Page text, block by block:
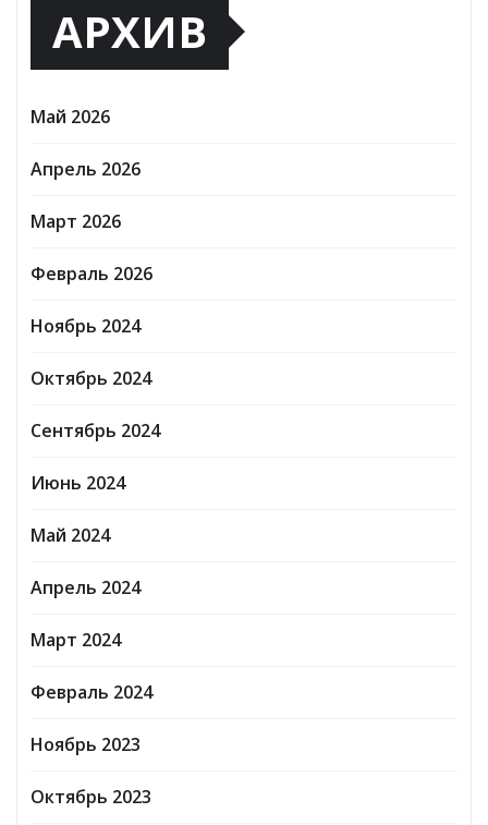
АРХИВ
Май 2026
Апрель 2026
Март 2026
Февраль 2026
Ноябрь 2024
Октябрь 2024
Сентябрь 2024
Июнь 2024
Май 2024
Апрель 2024
Март 2024
Февраль 2024
Ноябрь 2023
Октябрь 2023